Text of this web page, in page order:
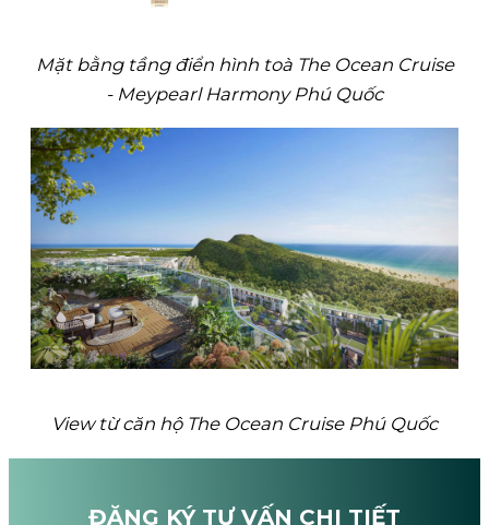
Mặt bằng tầng điển hình toà The Ocean Cruise
- Meypearl Harmony Phú Quốc
View từ căn hộ The Ocean Cruise Phú Quốc
ĐĂNG KÝ TƯ VẤN CHI TIẾT